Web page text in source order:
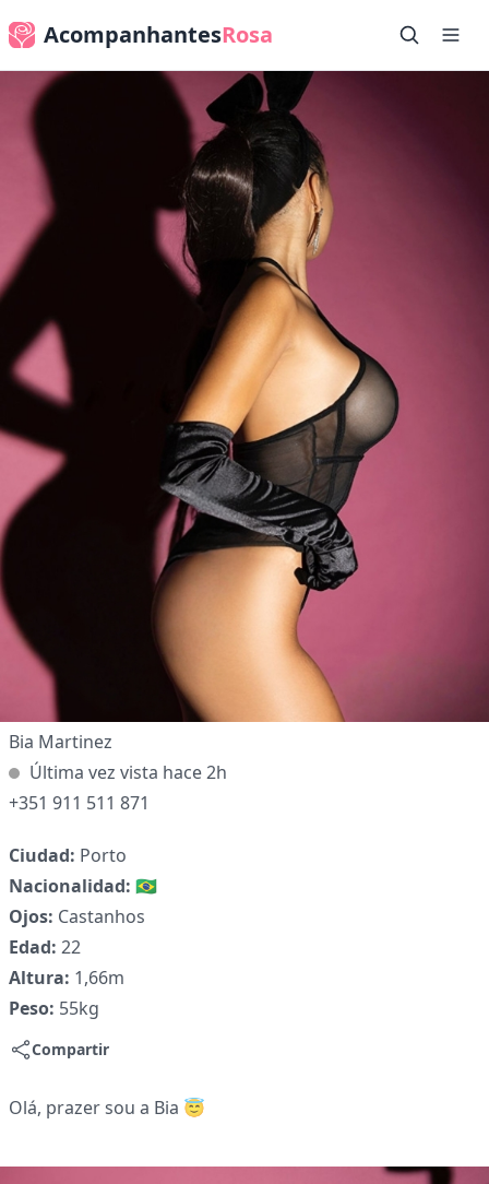
AcompanhantesRosa
Bia Martinez
Última vez vista hace 2h
+351 911 511 871
Ciudad: Porto
Nacionalidad: 🇧🇷
Ojos: Castanhos
Edad: 22
Altura: 1,66m
Peso: 55kg
Compartir
Olá, prazer sou a Bia 😇